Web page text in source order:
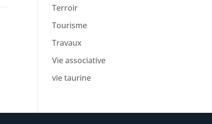
Terroir
Tourisme
Travaux
Vie associative
vie taurine